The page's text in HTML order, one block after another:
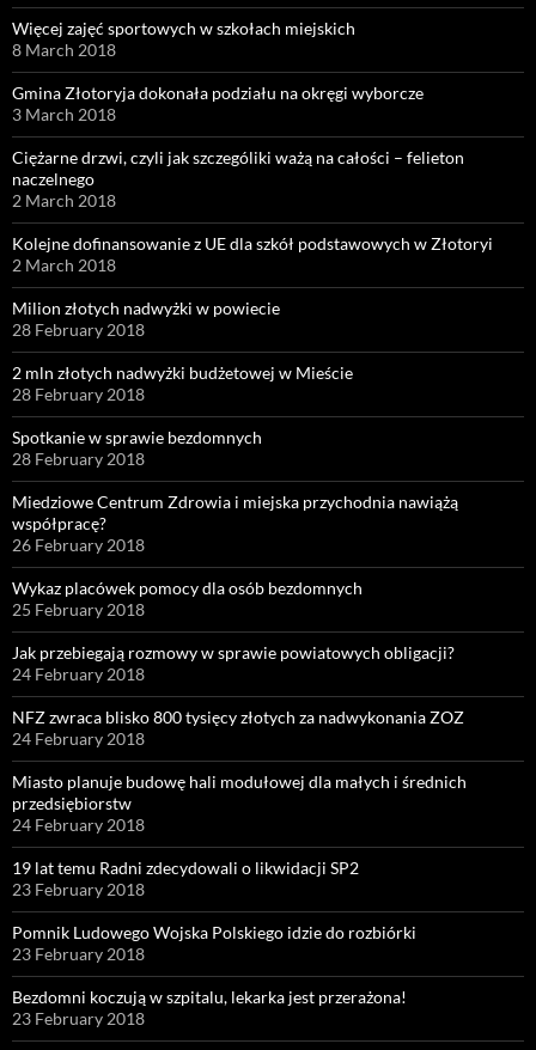
Więcej zajęć sportowych w szkołach miejskich
8 March 2018
Gmina Złotoryja dokonała podziału na okręgi wyborcze
3 March 2018
Ciężarne drzwi, czyli jak szczególiki ważą na całości – felieton
naczelnego
2 March 2018
Kolejne dofinansowanie z UE dla szkół podstawowych w Złotoryi
2 March 2018
Milion złotych nadwyżki w powiecie
28 February 2018
2 mln złotych nadwyżki budżetowej w Mieście
28 February 2018
Spotkanie w sprawie bezdomnych
28 February 2018
Miedziowe Centrum Zdrowia i miejska przychodnia nawiążą
współpracę?
26 February 2018
Wykaz placówek pomocy dla osób bezdomnych
25 February 2018
Jak przebiegają rozmowy w sprawie powiatowych obligacji?
24 February 2018
NFZ zwraca blisko 800 tysięcy złotych za nadwykonania ZOZ
24 February 2018
Miasto planuje budowę hali modułowej dla małych i średnich
przedsiębiorstw
24 February 2018
19 lat temu Radni zdecydowali o likwidacji SP2
23 February 2018
Pomnik Ludowego Wojska Polskiego idzie do rozbiórki
23 February 2018
Bezdomni koczują w szpitalu, lekarka jest przerażona!
23 February 2018